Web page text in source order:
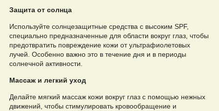
Защита от солнца
Используйте солнцезащитные средства с высоким SPF,
специально предназначенные для области вокруг глаз, чтобы
предотвратить повреждение кожи от ультрафиолетовых
лучей. Особенно важно это в течение дня и в периоды
солнечной активности.
Массаж и легкий уход
Делайте мягкий массаж кожи вокруг глаз с помощью нежных
движений, чтобы стимулировать кровообращение и